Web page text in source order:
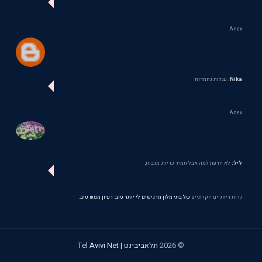
Anex
Nika: עגלות נחמדות
Anex
ליל: לא יודעת למה אבל תמיד כריות, מגבות,
נרות ריחניים יוקרתיים של בתי מלון מרגישים לי יותר טוב. רעיון ממש טוב.
©
2026 תלאביבינט | Tel Avivi Net